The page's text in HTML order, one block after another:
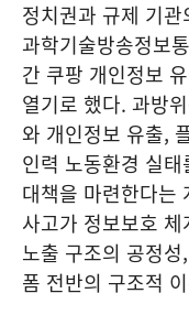
정치권과 규제 기
과학기술방송정보
간 쿠팡 개인정보
열기로 했다. 과방
와 개인정보 유출,
인력 노동환경 실
대책을 마련한다는
사고가 정보보호
노출 구조의 공정
폼 전반의 구조적